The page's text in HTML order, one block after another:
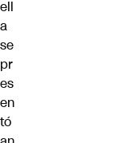
ell
a
se
pr
es
en
tó